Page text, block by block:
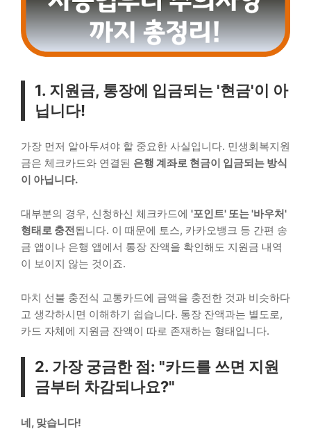
1. 지원금, 통장에 입금되는 '현금'이 아
닙니다!
가장 먼저 알아두셔야 할 중요한 사실입니다. 민생회복지원
금은 체크카드와 연결된 은행 계좌로 현금이 입금되는 방식
이 아닙니다.
대부분의 경우, 신청하신 체크카드에 '포인트' 또는 '바우처'
형태로 충전됩니다. 이 때문에 토스, 카카오뱅크 등 간편 송
금 앱이나 은행 앱에서 통장 잔액을 확인해도 지원금 내역
이 보이지 않는 것이죠.
마치 선불 충전식 교통카드에 금액을 충전한 것과 비슷하다
고 생각하시면 이해하기 쉽습니다. 통장 잔액과는 별도로,
카드 자체에 지원금 잔액이 따로 존재하는 형태입니다.
2. 가장 궁금한 점: "카드를 쓰면 지원
금부터 차감되나요?"
네, 맞습니다!